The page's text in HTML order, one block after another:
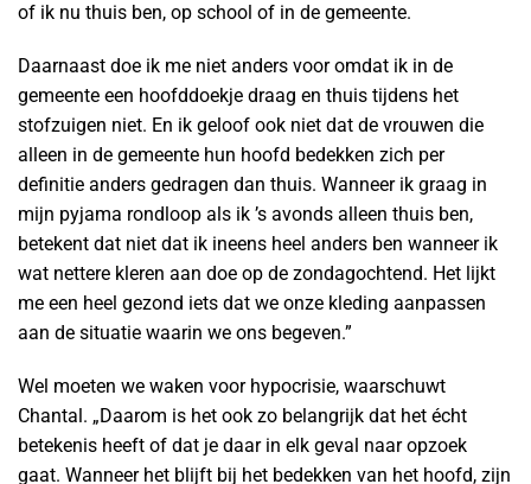
of ik nu thuis ben, op school of in de gemeente.
Daarnaast doe ik me niet anders voor omdat ik in de
gemeente een hoofddoekje draag en thuis tijdens het
stofzuigen niet. En ik geloof ook niet dat de vrouwen die
alleen in de gemeente hun hoofd bedekken zich per
definitie anders gedragen dan thuis. Wanneer ik graag in
mijn pyjama rondloop als ik ’s avonds alleen thuis ben,
betekent dat niet dat ik ineens heel anders ben wanneer ik
wat nettere kleren aan doe op de zondagochtend. Het lijkt
me een heel gezond iets dat we onze kleding aanpassen
aan de situatie waarin we ons begeven.”
Wel moeten we waken voor hypocrisie, waarschuwt
Chantal. „Daarom is het ook zo belangrijk dat het écht
betekenis heeft of dat je daar in elk geval naar opzoek
gaat. Wanneer het blijft bij het bedekken van het hoofd, zijn